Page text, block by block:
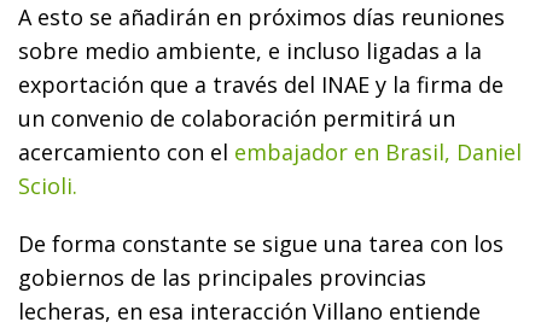
A esto se añadirán en próximos días reuniones
sobre medio ambiente, e incluso ligadas a la
exportación que a través del INAE y la firma de
un convenio de colaboración permitirá un
acercamiento con el embajador en Brasil, Daniel
Scioli.
De forma constante se sigue una tarea con los
gobiernos de las principales provincias
lecheras, en esa interacción Villano entiende